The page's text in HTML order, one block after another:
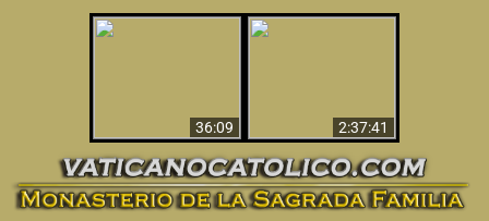
36:09
2:37:41